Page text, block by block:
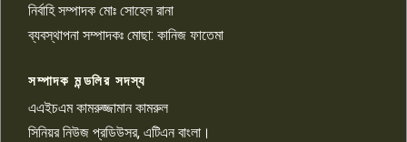
৯
চাঁদাবাজি ও হয়রানির অভিযোগ
১০
নির্বাহি সম্পাদক মোঃ সোহেল রানা
ব্যবস্থাপনা সম্পাদকঃ মোছা: কানিজ ফাতেমা
সম্পাদক মন্ডলির সদস্য
এএইচএম কামরুজ্জামান কামরুল
সিনিয়র নিউজ প্রডিউসর, এটিএন বাংলা।